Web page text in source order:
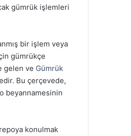
gümrük işlemleri
bir işlem veya
gümrükçe
gelen ve Gümrük
Bu çerçevede,
beyannamesinin
konulmak